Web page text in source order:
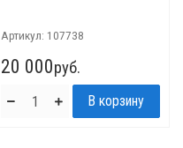
Артикул: 107738
20 000руб.